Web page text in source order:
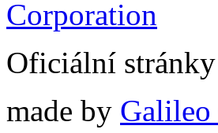
Oficiální
made by Galileo